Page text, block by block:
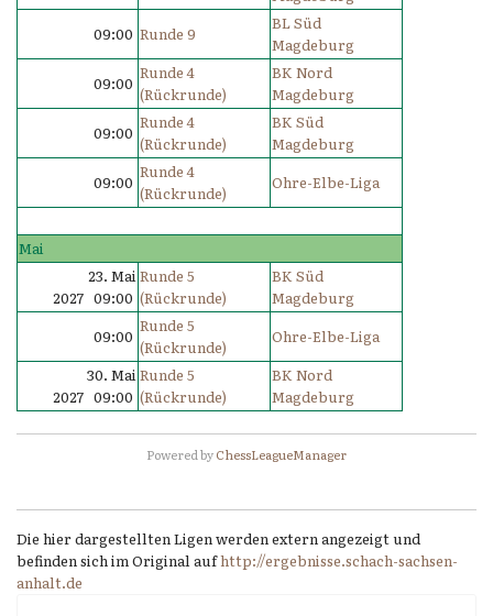
09:00 Runde 9
BL Süd
Magdeburg
09:00
Runde 4
(Rückrunde)
BK Nord
Magdeburg
09:00
Runde 4
(Rückrunde)
BK Süd
Magdeburg
09:00
Runde 4
(Rückrunde)
Ohre-Elbe-Liga
Mai
23. Mai
2027 09:00
Runde 5
(Rückrunde)
BK Süd
Magdeburg
09:00
Runde 5
(Rückrunde)
Ohre-Elbe-Liga
30. Mai
2027 09:00
Runde 5
(Rückrunde)
BK Nord
Magdeburg
Powered byChessLeagueManager
Die hier dargestellten Ligen werden extern angezeigt und
befinden sich im Original aufhttp://ergebnisse.schach-sachsen-
anhalt.de